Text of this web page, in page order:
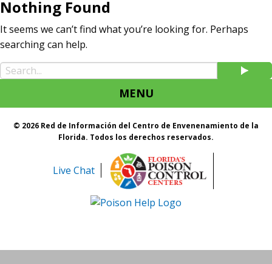
Nothing Found
It seems we can’t find what you’re looking for. Perhaps
searching can help.
MENU
© 2026 Red de Información del Centro de Envenenamiento de la
Florida. Todos los derechos reservados.
Live Chat